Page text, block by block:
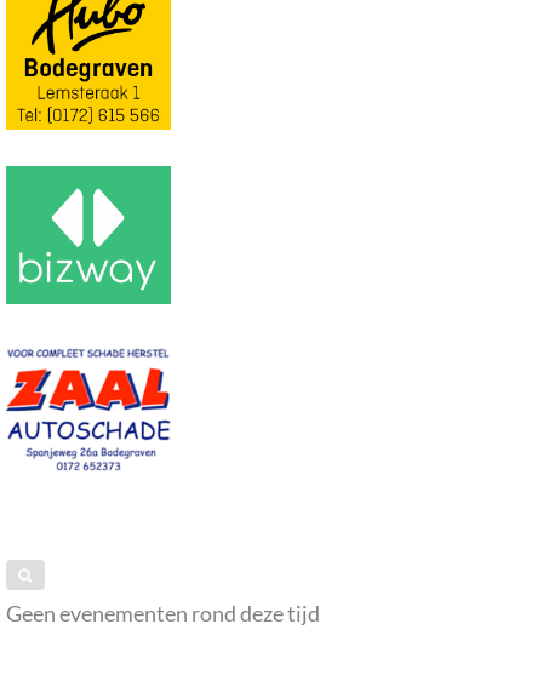
Geen evenementen rond deze tijd